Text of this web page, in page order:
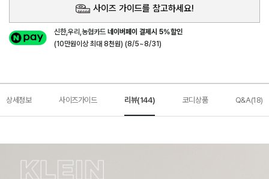
사이즈 가이드를 참고하세요!
신한,우리,농협카드네이버페이 결제시 5%할인
(10만원이상 최대 8천원) (8/5~8/31)
상세정보 사이즈가이드 리뷰(144) 코디상품 Q&A(18)